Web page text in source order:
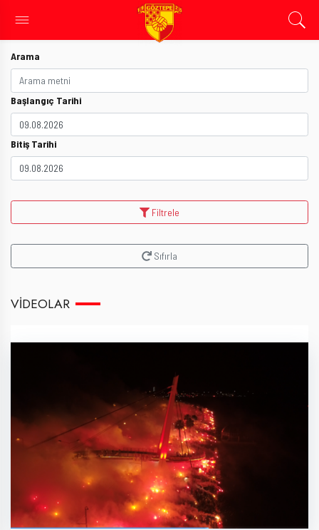
VIDEOLAR
Arama
Başlangıç Tarihi
Bitiş Tarihi
Filtrele
Sıfırla